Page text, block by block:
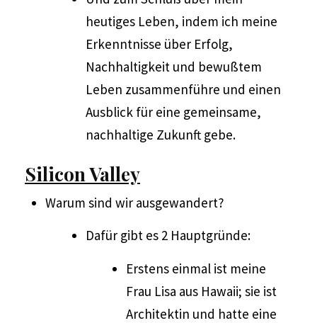
heutiges Leben, indem ich meine
Erkenntnisse über Erfolg,
Nachhaltigkeit und bewußtem
Leben zusammenführe und einen
Ausblick für eine gemeinsame,
nachhaltige Zukunft gebe.
Silicon Valley
Warum sind wir ausgewandert?
Dafür gibt es 2 Hauptgründe:
Erstens einmal ist meine
Frau Lisa aus Hawaii; sie ist
Architektin und hatte eine